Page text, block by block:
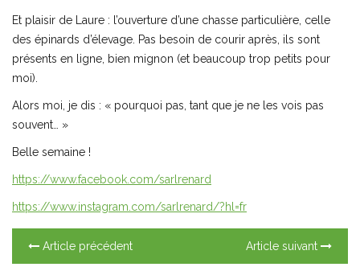
Et plaisir de Laure : l’ouverture d’une chasse particulière, celle
des épinards d’élevage. Pas besoin de courir après, ils sont
présents en ligne, bien mignon (et beaucoup trop petits pour
moi).
Alors moi, je dis : « pourquoi pas, tant que je ne les vois pas
souvent… »
Belle semaine !
https://www.facebook.com/sarlrenard
https://www.instagram.com/sarlrenard/?hl=fr
Article précédent Article suivant